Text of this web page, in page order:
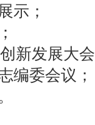
示；
新发展大
编委会议；